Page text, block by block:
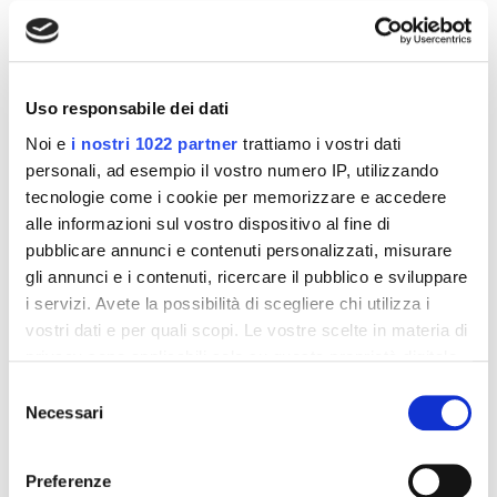
Uso responsabile dei dati
Noi e i nostri 1022 partner trattiamo i vostri dati
personali, ad esempio il vostro numero IP, utilizzando
tecnologie come i cookie per memorizzare e accedere
alle informazioni sul vostro dispositivo al fine di
pubblicare annunci e contenuti personalizzati, misurare
gli annunci e i contenuti, ricercare il pubblico e sviluppare
i servizi. Avete la possibilità di scegliere chi utilizza i
vostri dati e per quali scopi. Le vostre scelte in materia di
modificare o revocare il proprio consenso in qualsiasi
momento dalla Dichiarazione sui cookie o facendo clic
delNecessari
Preferenze
Altri prodotti che potrebbero
interessarti
Integratori per dimagrire
32,00 €
Integratori per dimagrire
Amin 21 K neutro
55,18 €